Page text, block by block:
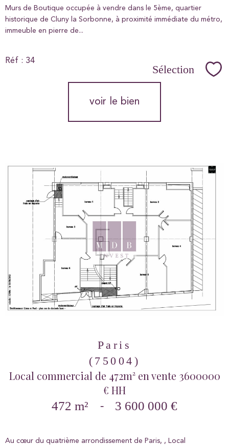
Murs de Boutique occupée à vendre dans le 5ème, quartier
historique de Cluny la Sorbonne, à proximité immédiate du métro,
immeuble en pierre de...
Réf : 34
Sélection
voir le bien
Paris
(75004)
Local commercial de 472m² en vente 3600000
€ HH
472 m²
- 3 600 000 €
Au cœur du quatrième arrondissement de Paris, , Local